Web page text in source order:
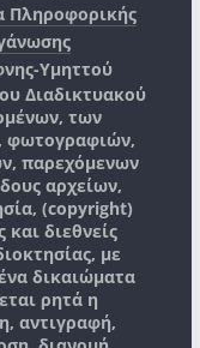
Πληροφορικής
Υμηττού
Διαδικτυακού
των
φωτογραφιών,
παρεχόμενων
αρχείων,
(copyright)
και διεθνείς
με
δικαιώματα
ρητά η
αντιγραφή,